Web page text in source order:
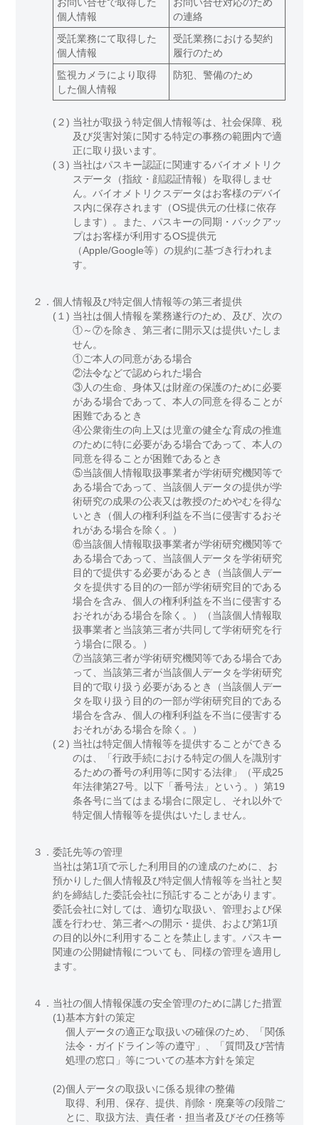
個人情報
の連絡
受託業務にて取得した
個人情報
受託業務における契約
履行のため
監視カメラにより取得
した個人情報
防犯、警備のため
(２) 当社が取扱う特定個人情報等は、社会保障、税
及び災害対策に関する特定の事務の範囲内で適
正に取り扱います。
(３) 当社はパスキー認証に関連するバイオメトリク
スデータ（指紋・顔認証情報）を取得しませ
ん。バイオメトリクスデータはお客様のデバイ
ス内に保存されます（OS提供元の仕様に依存
します）。また、パスキーの同期・バックアッ
プはお客様が利用するOS提供元
（Apple/Google等）の規約に基づき行われま
す。
２．個人情報及び特定個人情報等の第三者提供
(１) 当社は個人情報を業務遂行のため、及び、次の
①～⑦を除き、第三者に開示又は提供いたしま
せん。
①ご本人の同意がある場合
②法令などで認められた場合
③人の生命、身体又は財産の保護のために必要
がある場合であって、本人の同意を得ることが
困難であるとき
④公衆衛生の向上又は児童の健全な育成の推進
のために特に必要がある場合であって、本人の
同意を得ることが困難であるとき
⑤当該個人情報取扱事業者が学術研究機関等で
ある場合であって、当該個人データの提供が学
術研究の成果の公表又は教授のためやむを得な
いとき（個人の権利利益を不当に侵害するおそ
れがある場合を除く。）
⑥当該個人情報取扱事業者が学術研究機関等で
ある場合であって、当該個人データを学術研究
目的で提供する必要があるとき（当該個人デー
タを提供する目的の一部が学術研究目的である
場合を含み、個人の権利利益を不当に侵害する
おそれがある場合を除く。）（当該個人情報取
扱事業者と当該第三者が共同して学術研究を行
う場合に限る。）
⑦当該第三者が学術研究機関等である場合であ
って、当該第三者が当該個人データを学術研究
目的で取り扱う必要があるとき（当該個人デー
タを取り扱う目的の一部が学術研究目的である
場合を含み、個人の権利利益を不当に侵害する
おそれがある場合を除く。）
(２) 当社は特定個人情報等を提供することができる
のは、「行政手続における特定の個人を識別す
るための番号の利用等に関する法律」（平成25
年法律第27号。以下「番号法」という。）第19
条各号に当てはまる場合に限定し、それ以外で
特定個人情報等を提供はいたしません。
３．委託先等の管理
当社は第1項で示した利用目的の達成のために、お
預かりした個人情報及び特定個人情報等を当社と契
約を締結した委託会社に預託することがあります。
委託会社に対しては、適切な取扱い、管理および保
護を行わせ、第三者への開示・提供、および第1項
の目的以外に利用することを禁止します。パスキー
関連の公開鍵情報についても、同様の管理を適用し
ます。
４． 当社の個人情報保護の安全管理のために講じた措置
(1)基本方針の策定
個人データの適正な取扱いの確保のため、「関係
法令・ガイドライン等の遵守」、「質問及び苦情
処理の窓口」等についての基本方針を策定
(2)個人データの取扱いに係る規律の整備
取得、利用、保存、提供、削除・廃棄等の段階ご
とに、取扱方法、責任者・担当者及びその任務等